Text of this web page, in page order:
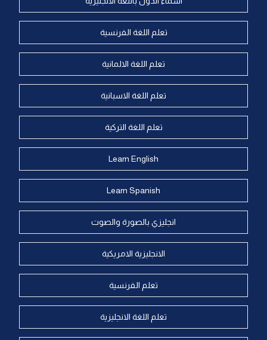
تعلم اللغة الفرنسية
تعلم اللغة الالمانية
تعلم اللغة الاسبانية
تعلم اللغة التركية
Learn English
Learn Spanish
انجليزي بالصورة والصوت
الانجليزية الامريكية
تعلم الفرنسية
تعلم اللغة الانجليزية